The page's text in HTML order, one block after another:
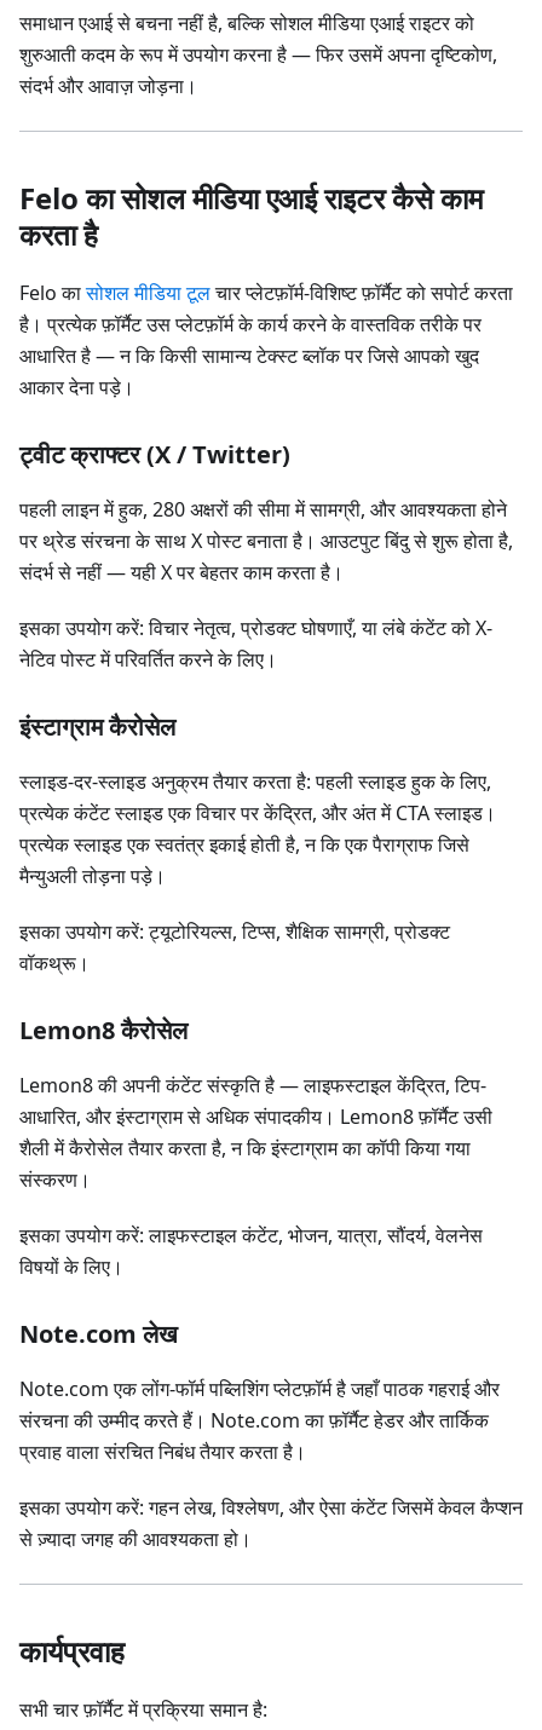
समाधान एआई से बचना नहीं है, बल्कि सोशल मीडिया एआई राइटर को
शुरुआती कदम के रूप में उपयोग करना है — फिर उसमें अपना दृष्टिकोण,
संदर्भ और आवाज़ जोड़ना।
Felo का सोशल मीडिया एआई राइटर कैसे काम
करता है
Felo कासोशल मीडिया टूलचार प्लेटफ़ॉर्म-विशिष्ट फ़ॉर्मैट को सपोर्ट करता
है। प्रत्येक फ़ॉर्मैट उस प्लेटफ़ॉर्म के कार्य करने के वास्तविक तरीके पर
आधारित है — न कि किसी सामान्य टेक्स्ट ब्लॉक पर जिसे आपको खुद
आकार देना पड़े।
ट्वीट क्राफ्टर (X / Twitter)
पहली लाइन में हुक, 280 अक्षरों की सीमा में सामग्री, और आवश्यकता होने
पर थ्रेड संरचना के साथ X पोस्ट बनाता है। आउटपुट बिंदु से शुरू होता है,
संदर्भ से नहीं — यही X पर बेहतर काम करता है।
इसका उपयोग करें: विचार नेतृत्व, प्रोडक्ट घोषणाएँ, या लंबे कंटेंट को X-
नेटिव पोस्ट में परिवर्तित करने के लिए।
इंस्टाग्राम कैरोसेल
स्लाइड-दर-स्लाइड अनुक्रम तैयार करता है: पहली स्लाइड हुक के लिए,
प्रत्येक कंटेंट स्लाइड एक विचार पर केंद्रित, और अंत में CTA स्लाइड।
प्रत्येक स्लाइड एक स्वतंत्र इकाई होती है, न कि एक पैराग्राफ जिसे
मैन्युअली तोड़ना पड़े।
इसका उपयोग करें: ट्यूटोरियल्स, टिप्स, शैक्षिक सामग्री, प्रोडक्ट
वॉकथ्रू।
Lemon8 कैरोसेल
Lemon8 की अपनी कंटेंट संस्कृति है — लाइफस्टाइल केंद्रित, टिप-
आधारित, और इंस्टाग्राम से अधिक संपादकीय। Lemon8 फ़ॉर्मैट उसी
शैली में कैरोसेल तैयार करता है, न कि इंस्टाग्राम का कॉपी किया गया
संस्करण।
इसका उपयोग करें: लाइफस्टाइल कंटेंट, भोजन, यात्रा, सौंदर्य, वेलनेस
विषयों के लिए।
Note.com लेख
Note.com एक लोंग-फॉर्म पब्लिशिंग प्लेटफ़ॉर्म है जहाँ पाठक गहराई और
संरचना की उम्मीद करते हैं। Note.com का फ़ॉर्मैट हेडर और तार्किक
प्रवाह वाला संरचित निबंध तैयार करता है।
इसका उपयोग करें: गहन लेख, विश्लेषण, और ऐसा कंटेंट जिसमें केवल कैप्शन
से ज़्यादा जगह की आवश्यकता हो।
कार्यप्रवाह
सभी चार फ़ॉर्मैट में प्रक्रिया समान है: